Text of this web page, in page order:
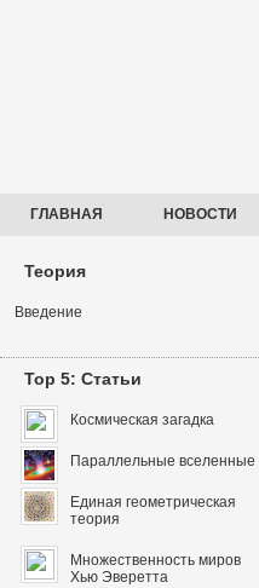
ГЛАВНАЯ НОВОСТИ
Теория
Введение
Top 5: Статьи
Космическая загадка
Параллельные вселенные
Единая геометрическая
теория
Множественность миров
Хью Эверетта